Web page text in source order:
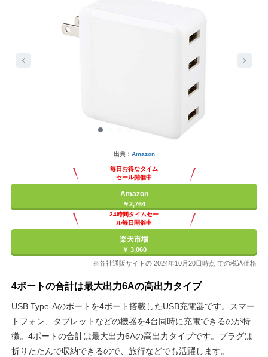
出典： Amazon
毎日お得なタイム
セール開催中
Amazon
￥2,764
24時間タイムセー
ル毎日開催中
楽天市場
￥ 3,060
※各社通販サイトの 2024年10月20日時点 での税込価格
4ポートの合計は最大出力6Aの高出力タイプ
USB Type-Aのポートを4ポート搭載したUSB充電器です。スマー
トフォン、タブレットなどの機器を4台同時に充電できるのが特
徴。4ポートの合計は最大出力6Aの高出力タイプです。プラグは
折りたたんで収納できるので、旅行などでも活躍します。